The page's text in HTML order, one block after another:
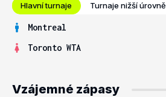
Hlavní turnaje Turnaje nižší úrovně
Montreal
Toronto WTA
Vzájemné zápasy